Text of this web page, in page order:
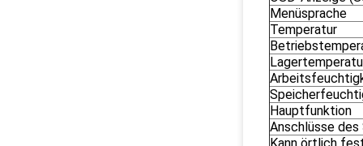
Menüsprache
Temperatur
Hauptfunktion
Anschlüsse